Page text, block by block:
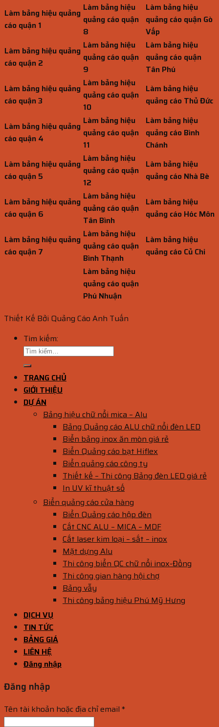
Làm bảng hiệu quảng
cáo quận 1
Làm bảng hiệu
quảng cáo quận
8
Làm bảng hiệu
quảng cáo quận Gò
Vấp
Làm bảng hiệu quảng
cáo quận 2
Làm bảng hiệu
quảng cáo quận
9
Làm bảng hiệu
quảng cáo quận
Tân Phú
Làm bảng hiệu quảng
cáo quận 3
Làm bảng hiệu
quảng cáo quận
10
Làm bảng hiệu
quảng cáo Thủ Đức
Làm bảng hiệu quảng
cáo quận 4
Làm bảng hiệu
quảng cáo quận
11
Làm bảng hiệu
quảng cáo Bình
Chánh
Làm bảng hiệu quảng
cáo quận 5
Làm bảng hiệu
quảng cáo quận
12
Làm bảng hiệu
quảng cáo Nhà Bè
Làm bảng hiệu quảng
cáo quận 6
Làm bảng hiệu
quảng cáo quận
Tân Bình
Làm bảng hiệu
quảng cáo Hóc Môn
Làm bảng hiệu quảng
cáo quận 7
Làm bảng hiệu
quảng cáo quận
Bình Thạnh
Làm bảng hiệu
quảng cáo Củ Chi
Làm bảng hiệu
quảng cáo quận
Phú Nhuận
Thiết Kế Bởi Quảng Cáo Anh Tuấn
Tìm kiếm:
TRANG CHỦ
GIỚI THIỆU
DỰ ÁN
Bảng hiệu chữ nổi mica – Alu
Bảng Quảng cáo ALU chữ nổi đèn LED
Biển bảng inox ăn mòn giá rẻ
Biển Quảng cáo bạt Hiflex
Biển quảng cáo công ty
Thiết kế – Thi công Bảng đèn LED giá rẻ
In UV kĩ thuật số
Biển quảng cáo cửa hàng
Biển Quảng cáo hộp đèn
Cắt CNC ALU – MICA – MDF
Cắt laser kim loại – sắt – inox
Mặt dựng Alu
Thi công biển QC chữ nổi inox-Đồng
Thi công gian hàng hội chợ
Bảng vẫy
Thi công bảng hiệu Phú Mỹ Hưng
DỊCH VỤ
TIN TỨC
BẢNG GIÁ
LIÊN HỆ
Đăng nhập
Đăng nhập
Tên tài khoản hoặc địa chỉ email *